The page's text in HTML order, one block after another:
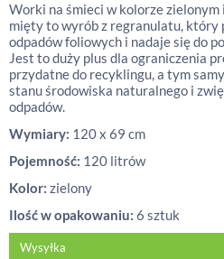
Worki na śmieci w kolorze
mięty to wyrób z regranulatu, który
odpadów foliowych i nadaje się do
Jest to duży plus dla ograniczenia
przydatne do recyklingu, a tym
stanu środowiska naturalnego i
odpadów.
Wymiary: 120 x 69 cm
Pojemność: 120 litrów
Kolor: zielony
Ilość w opakowaniu: 6 sztuk
Wysyłka